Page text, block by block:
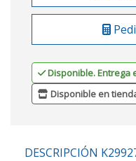
Disponible. Entrega
Disponible en
DESCRIPCIÓN